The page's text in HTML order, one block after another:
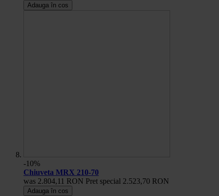
Adauga în cos
-10%
Chiuveta MRX 210-70
was 2.804,11 RON Pret special 2.523,70 RON
Adauga în cos